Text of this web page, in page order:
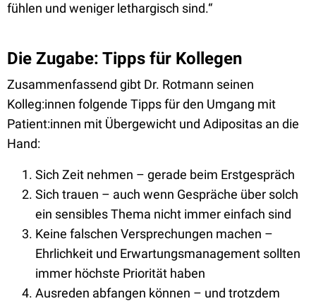
fühlen und weniger lethargisch sind.“
Die Zugabe: Tipps für Kollegen
Zusammenfassend gibt Dr. Rotmann seinen
Kolleg:innen folgende Tipps für den Umgang mit
Patient:innen mit Übergewicht und Adipositas an die
Hand:
Sich Zeit nehmen – gerade beim Erstgespräch
Sich trauen – auch wenn Gespräche über solch
ein sensibles Thema nicht immer einfach sind
Keine falschen Versprechungen machen –
Ehrlichkeit und Erwartungsmanagement sollten
immer höchste Priorität haben
Ausreden abfangen können – und trotzdem